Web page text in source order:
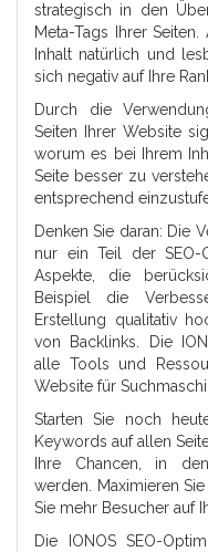
strategisch in den
Meta-Tags Ihrer
Inhalt natürlich und
sich negativ auf Ihre
Durch die
Seiten Ihrer Website
worum es bei Ihrem
Seite besser zu
entsprechend
Denken Sie daran: Die
nur ein Teil der SEO-
Aspekte, die
Beispiel die
Erstellung qualitativ
von Backlinks. Die
alle Tools und
Website für
Starten Sie noch
Keywords auf allen
Ihre Chancen, in
werden. Maximieren
Sie mehr Besucher auf
Die IONOS SEO-